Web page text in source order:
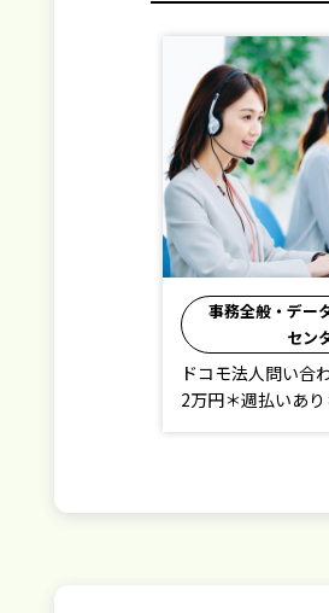
事務全般・デー
セン
ドコモ法人問い合
2万円＊週払いあ